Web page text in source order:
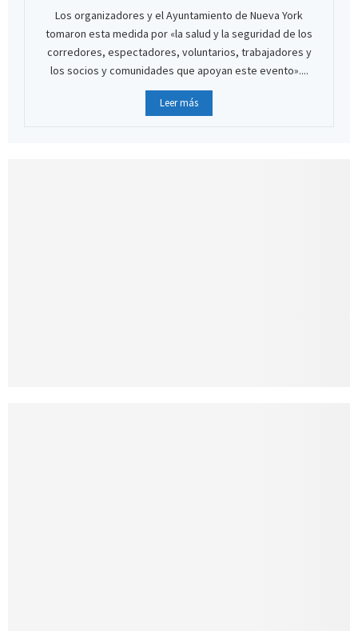
Los organizadores y el Ayuntamiento de Nueva York
tomaron esta medida por «la salud y la seguridad de los
corredores, espectadores, voluntarios, trabajadores y
los socios y comunidades que apoyan este evento»....
Leer más